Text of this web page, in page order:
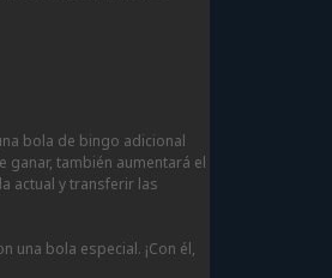
bola de bingo adicional
también aumentará el
actual y transferir las
una bola especial. ¡Con él,